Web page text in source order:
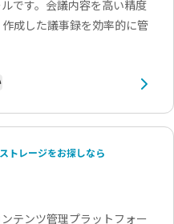
です。会議内容を高い精度
成した議事録を効率的に管
トレージをお探しなら
テンツ管理プラットフォー